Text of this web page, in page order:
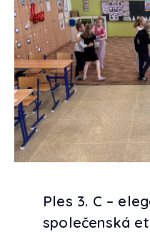
Ples 3. C –
společenská